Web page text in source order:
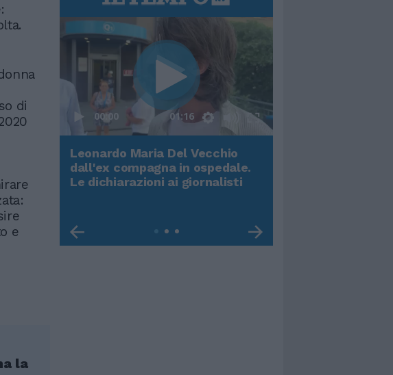
di
e
la
00:00 01:16
Leonardo Maria Del Vecchio
dall'ex compagna in ospedale.
Le dichiarazioni ai giornalisti